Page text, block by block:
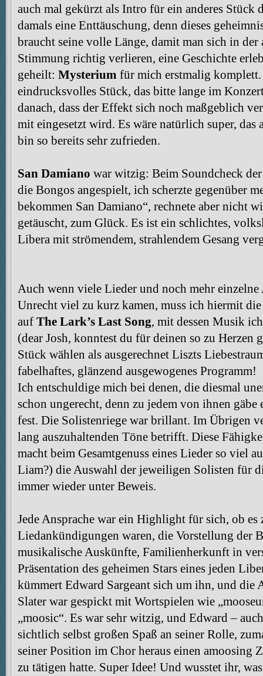
auch mal gekürzt als Intro für ein anderes Stück
damals eine Enttäuschung, denn dieses
braucht seine volle Länge, damit man sich in
Stimmung richtig verlieren, eine Geschichte
geheilt: Mysterium für mich erstmalig
eindrucksvolles Stück, das bitte lange im
danach, dass der Effekt sich noch maßgeblich
mit eingesetzt wird. Es wäre natürlich super, das
bin so bereits sehr zufrieden.
San Damiano war witzig: Beim Soundcheck
die Bongos angespielt, ich scherzte gegenüber
bekommen San Damiano“, rechnete aber nicht
getäuscht, zum Glück. Es ist ein schlichtes,
Libera mit strömendem, strahlendem Gesang
Auch wenn viele Lieder und noch mehr einzelne
Unrecht viel zu kurz kamen, muss ich hiermit
auf The Lark’s Last Song, mit dessen Musik
(dear Josh, konntest du für deinen so zu Herzen
Stück wählen als ausgerechnet Liszts
fabelhaftes, glänzend ausgewogenes Programm!
Ich entschuldige mich bei denen, die diesmal
schon ungerecht, denn zu jedem von ihnen gäbe
fest. Die Solistenriege war brillant. Im Übrigen
lang auszuhaltenden Töne betrifft. Diese
macht beim Gesamtgenuss eines Lieder so viel
Liam?) die Auswahl der jeweiligen Solisten für
immer wieder unter Beweis.
Jede Ansprache war ein Highlight für sich, ob es
Liedankündigungen waren, die Vorstellung der
musikalische Auskünfte, Familienherkunft in
Präsentation des geheimen Stars eines jeden
kümmert Edward Sargeant sich um ihn, und die
Slater war gespickt mit Wortspielen wie
„moosic“. Es war sehr witzig, und Edward –
sichtlich selbst großen Spaß an seiner Rolle,
seiner Position im Chor heraus einen amoosing
zu tätigen hatte. Super Idee! Und wusstet ihr,